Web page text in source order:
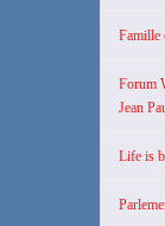
Famille
Forum
Jean
Life is